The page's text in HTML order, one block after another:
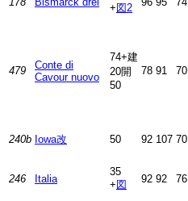
+ 図2
479
Conte di
Cavour nuovo
74+建
20開
50
78 91 70
240b Iowa改 50 92 107 70
246 Italia
35
+ 図 92 92 76